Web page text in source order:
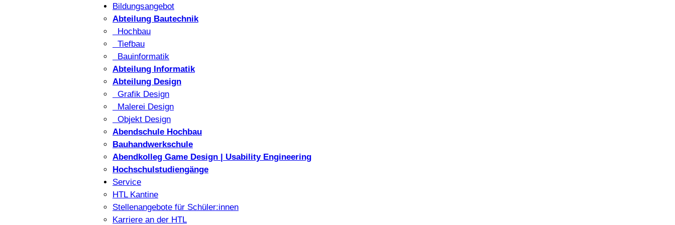
Bildungsangebot
Abteilung Bautechnik
Hochbau
Tiefbau
Bauinformatik
Abteilung Informatik
Abteilung Design
Grafik Design
Malerei Design
Objekt Design
Abendschule Hochbau
Bauhandwerkschule
Abendkolleg Game Design | Usability Engineering
Hochschulstudiengänge
Service
HTL Kantine
Stellenangebote für Schüler:innen
Karriere an der HTL